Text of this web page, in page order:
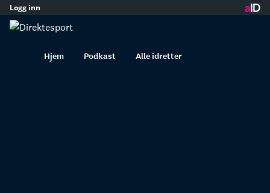
innhold
Logg inn
Hjem Podkast Alle idretter